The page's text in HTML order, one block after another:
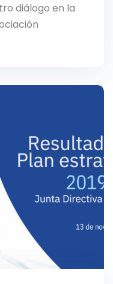
diálogo en la